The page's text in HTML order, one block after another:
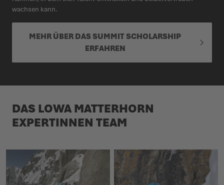
wachsen kann.
MEHR ÜBER DAS SUMMIT SCHOLARSHIP
ERFAHREN
DAS LOWA MATTERHORN
EXPERTINNEN TEAM